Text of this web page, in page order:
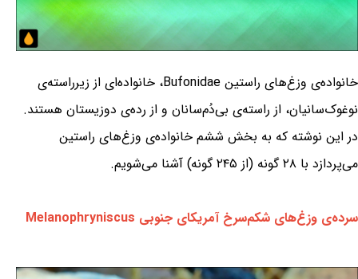
خانواده‌ی وزغ‌های راستین Bufonidae، خانواده‌ای از زیرراسته‌ی
نوغوک‌سانیان، از راسته‌ی بی‌دُم‌سانان و از رده‌ی دوزیستان هستند.
در این نوشته که به بخش ششم خانواده‌ی وزغ‌های راستین
می‌پردازد با ۲۸ گونه (از ۲۴۵ گونه) آشنا می‌شویم.
سرده‌ی وزغ‌های شکم‌سرخ آمریکای جنوبی Melanophryniscus